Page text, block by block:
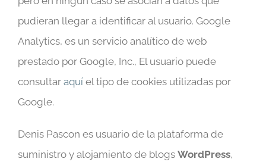
pudieran llegar a identificar al usuario. Google
Analytics, es un servicio analítico de web
prestado por Google, Inc., El usuario puede
consultar aquí el tipo de cookies utilizadas por
Google.
Denis Pascon es usuario de la plataforma de
suministro y alojamiento de blogs WordPress,